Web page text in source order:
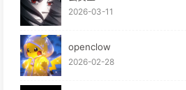
2026-03-11
openclow
2026-02-28